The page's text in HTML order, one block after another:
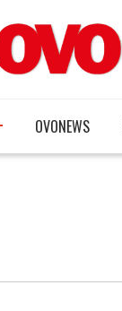
OVONEWS